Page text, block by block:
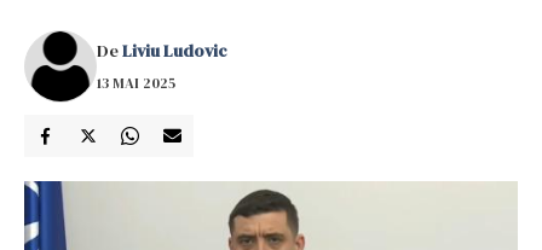
DeLiviu Ludovic
13 MAI 2025